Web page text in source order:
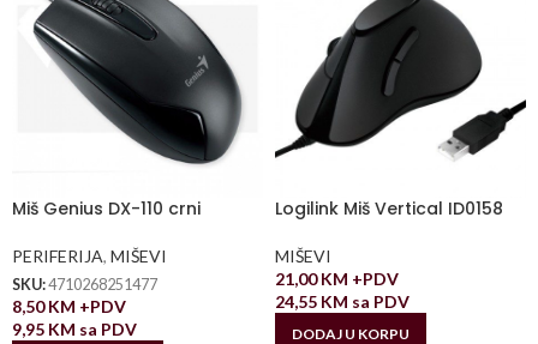
Miš Genius DX-110 crni
PERIFERIJA, MIŠEVI
SKU:4710268251477
8,50KM +PDV
9,95 KM sa PDV
Logilink Miš Vertical ID0158
MIŠEVI
21,00KM +PDV
24,55 KM sa PDV
DODAJ U KORPU